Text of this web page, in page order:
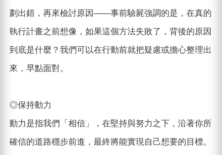
劃出錯，再來檢討原因——事前驗屍強調的是，在真的
執行計畫之前想像，如果這個方法失敗了，背後的原因
到底是什麼？我們可以在行動前就把疑慮或擔心整理出
來，早點面對。
◎保持動力
動力是指我們「相信」，在堅持與努力之下，沿著你所
確信的道路穩步前進，最終將能實現自己想要的目標。